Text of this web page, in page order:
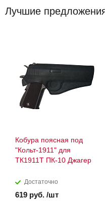
Лучшие
Кобура поясная под
"Кольт-1911" для
ТК1911Т ПК-10 Джагер
Достаточно
619 руб. /шт